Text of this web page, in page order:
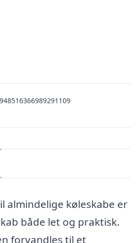
almindelige køleskabe er
både let og praktisk.
forvandles til et